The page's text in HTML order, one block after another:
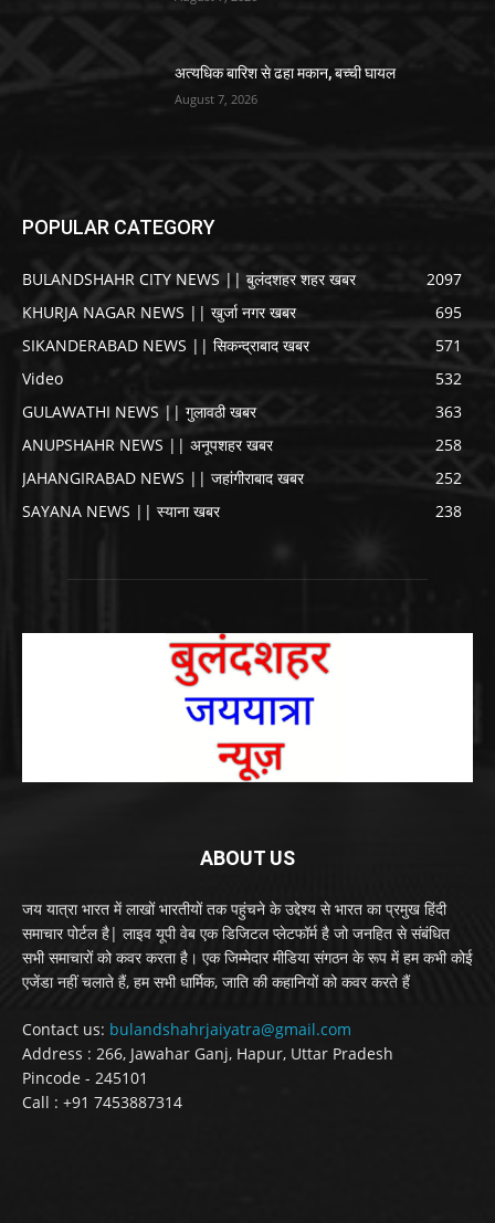
अत्यधिक बारिश से ढहा मकान, बच्ची घायल
August 7, 2026
POPULAR CATEGORY
BULANDSHAHR CITY NEWS || बुलंदशहर शहर खबर
2097
KHURJA NAGAR NEWS || खुर्जा नगर खबर
695
SIKANDERABAD NEWS || सिकन्द्राबाद खबर
571
Video
532
GULAWATHI NEWS || गुलावठी खबर
363
ANUPSHAHR NEWS || अनूपशहर खबर
258
JAHANGIRABAD NEWS || जहांगीराबाद खबर
252
SAYANA NEWS || स्याना खबर
238
ABOUT US
जय यात्रा भारत में लाखों भारतीयों तक पहुंचने के उद्देश्य से भारत का प्रमुख हिंदी
समाचार पोर्टल है| लाइव यूपी वेब एक डिजिटल प्लेटफॉर्म है जो जनहित से संबंधित
सभी समाचारों को कवर करता है। एक जिम्मेदार मीडिया संगठन के रूप में हम कभी कोई
एजेंडा नहीं चलाते हैं, हम सभी धार्मिक, जाति की कहानियों को कवर करते हैं
Contact us: bulandshahrjaiyatra@gmail.com
Address : 266, Jawahar Ganj, Hapur, Uttar Pradesh
Pincode - 245101
Call : +91 7453887314